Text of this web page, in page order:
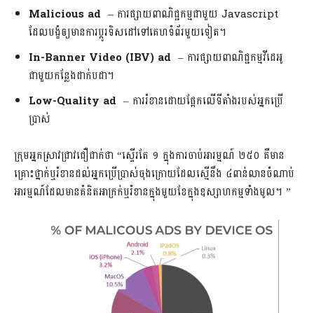
Malicious ad – ការផ្សាយពាណិជ្ជកម្មជាមួយ Javascript
ដែលបង្ខំឲ្យមានការប្តូរទិសដៅទៅគេហទំព័រមួយទៀត។
In-Banner Video (IBV) ad – ការផ្សាយពាណិជ្ជកម្មវីដេអូ
ជាមួយកន្លែងដាក់បដា។
Low-Quality ad – ការរំខានដោយផ្អែកលើទីតាំងរបស់អ្នកប្រើ
ប្រាស់
ក្រុមអ្នកស្រាវជ្រាវជឿជាក់ថា “ស្ទើរតែ ១ ក្នុងការចាប់អារម្មណ៍ ២៥០ គឺមាន
គ្រោះថ្នាក់ឬរំខានដល់អ្នកប្រើប្រាស់ចុងក្រោយដែលស្មើនឹង ៤ពាន់លានចំណាប់
អារម្មណ៍ដែលមានគំនិតអាក្រក់ឬរំខានក្នុងមួយខែក្នុងឧស្សាហកម្មទាំងមូល។ ”